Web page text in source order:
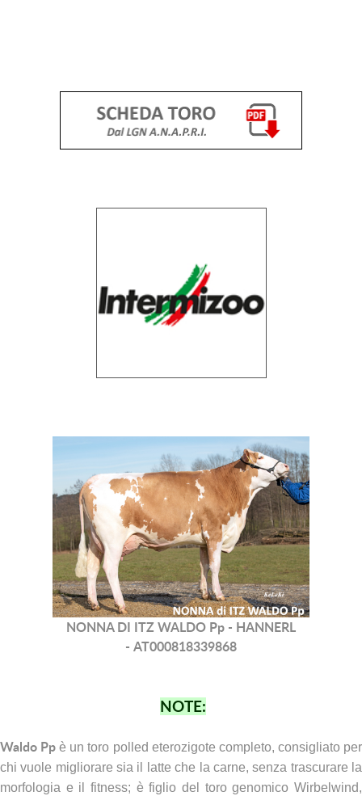
NONNA DI ITZ WALDO Pp - HANNERL
- AT000818339868
NOTE:
Waldo Pp è un toro polled eterozigote completo, consigliato per
chi vuole migliorare sia il latte che la carne, senza trascurare la
morfologia e il fitness; è figlio del toro genomico Wirbelwind,